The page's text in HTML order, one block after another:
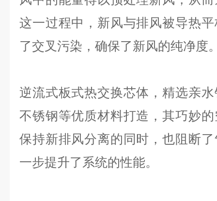
这一过程中，新风与排风被导热
了交叉污染，确保了新风的纯净度
逆流式板式热交换芯体，精选亲
不锈钢等优质材料打造，其巧妙
保持新排风分离的同时，也阻断
一步提升了系统的性能。